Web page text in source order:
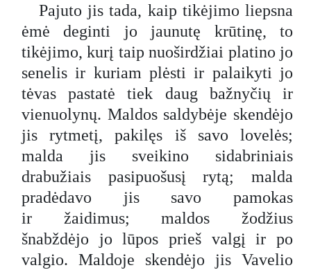
Pajuto jis tada, kaip tikėjimo liepsna
ėmė deginti jo jaunutę krūtinę, to
tikėjimo, kurį taip nuoširdžiai platino jo
senelis ir kuriam plėsti ir palaikyti jo
tėvas pastatė tiek daug bažnyčių ir
vienuolynų. Maldos saldybėje skendėjo
jis rytmetį, pakilęs iš savo lovelės;
malda jis sveikino sidabriniais
drabužiais pasipuošusį rytą; malda
pradėdavo jis savo pamokas
ir žaidimus; maldos žodžius
šnabždėjo jo lūpos prieš valgį ir po
valgio. Maldoje skendėjo jis Vavelio